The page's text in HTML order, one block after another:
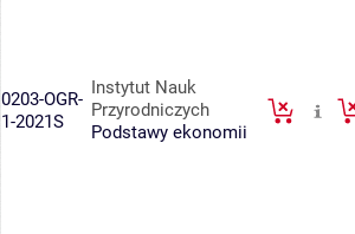
0203-OGR-
1-2021S
Instytut Nauk
Przyrodniczych
Podstawy ekonomii